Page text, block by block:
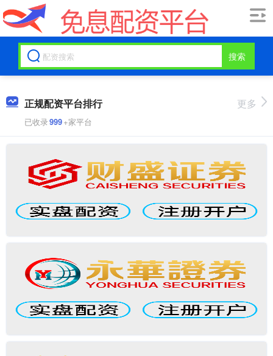
搜索
正规配资平台排行
已收录999+家平台
更多